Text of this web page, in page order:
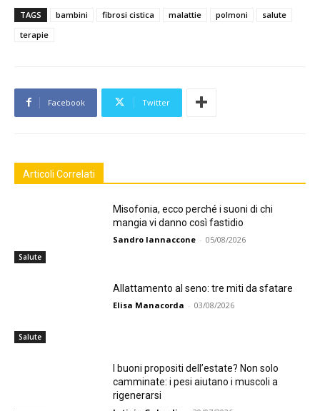
TAGS bambini fibrosi cistica malattie polmoni
salute
terapie
Facebook Twitter
Articoli Correlati
Salute
Misofonia, ecco perché i suoni di chi
mangia vi danno così fastidio
Sandro Iannaccone - 05/08/2026
Salute
Allattamento al seno: tre miti da sfatare
Elisa Manacorda - 03/08/2026
I buoni propositi dell’estate? Non solo
camminate: i pesi aiutano i muscoli a
rigenerarsi